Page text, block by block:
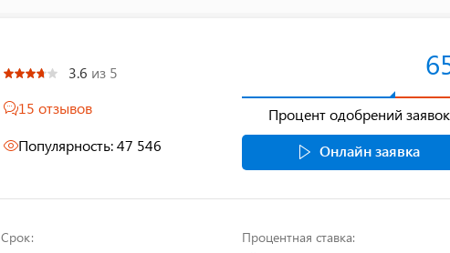
3.6 из 5
15 отзывов
Популярность: 47 546
Процент одобрений заявок
Онлайн заявка
Срок: Процентная ставка: